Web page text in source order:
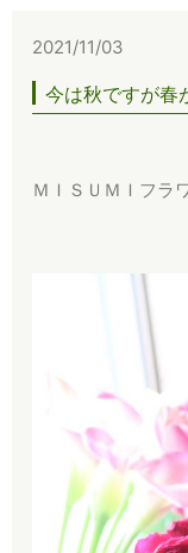
2021/11/03
今は秋ですが春
ＭＩＳＵＭＩフラ